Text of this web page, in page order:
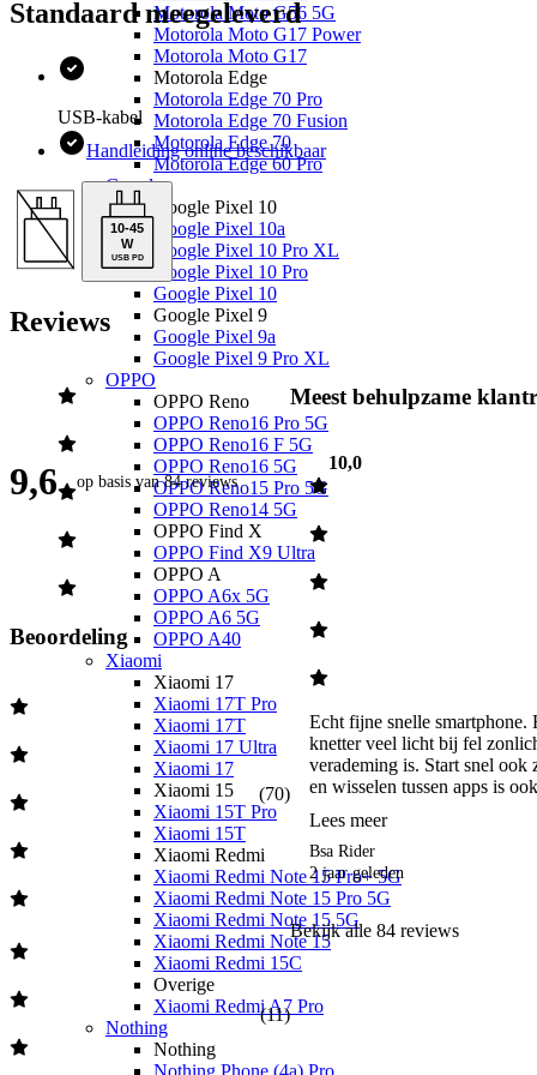
Motorola Moto G56 5G
Motorola Moto G17 Power
Motorola Moto G17
Motorola Edge
Motorola Edge 70 Pro
Motorola Edge 70 Fusion
Motorola Edge 70
Motorola Edge 60 Pro
Google
Google Pixel 10
Google Pixel 10a
Google Pixel 10 Pro XL
Google Pixel 10 Pro
Google Pixel 10
Google Pixel 9
Google Pixel 9a
Google Pixel 9 Pro XL
OPPO
OPPO Reno
OPPO Reno16 Pro 5G
OPPO Reno16 F 5G
OPPO Reno16 5G
OPPO Reno15 Pro 5G
OPPO Reno14 5G
OPPO Find X
OPPO Find X9 Ultra
OPPO A
OPPO A6x 5G
OPPO A6 5G
OPPO A40
Xiaomi
Xiaomi 17
Xiaomi 17T Pro
Xiaomi 17T
Xiaomi 17 Ultra
Xiaomi 17
Xiaomi 15
Xiaomi 15T Pro
Xiaomi 15T
Xiaomi Redmi
Xiaomi Redmi Note 15 Pro+ 5G
Xiaomi Redmi Note 15 Pro 5G
Xiaomi Redmi Note 15 5G
Xiaomi Redmi Note 15
Xiaomi Redmi 15C
Overige
Xiaomi Redmi A7 Pro
Nothing
Nothing
Nothing Phone (4a) Pro
Standaard meegeleverd
USB-kabel
Handleiding online beschikbaar
10-45
W
USB PD
Reviews
9,6 op basis van84 reviews
Beoordeling
(70)
(11)
Meest behulpzame
10,0
Echt fijne snelle smartphone.
knetter veel licht bij fel
verademing is. Start snel ook
en wisselen tussen apps is
Lees meer
Bsa Rider
2 jaar geleden
Bekijk alle 84 reviews